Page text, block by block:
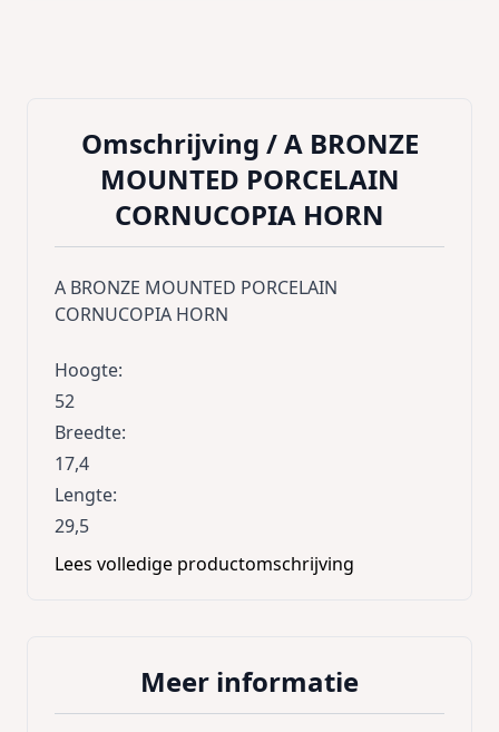
Omschrijving /A BRONZE
MOUNTED PORCELAIN
CORNUCOPIA HORN
A BRONZE MOUNTED PORCELAIN
CORNUCOPIA HORN
Hoogte:
52
Breedte:
17,4
Lengte:
29,5
Lees volledige productomschrijving
Meer informatie